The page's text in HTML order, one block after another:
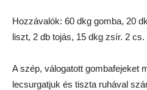
Hozzávalók: 60 dkg gomba, 20
liszt, 2 db tojás, 15 dkg zsír. 2
A szép, válogatott gombafejeket
lecsurgatjuk és tiszta ruhával